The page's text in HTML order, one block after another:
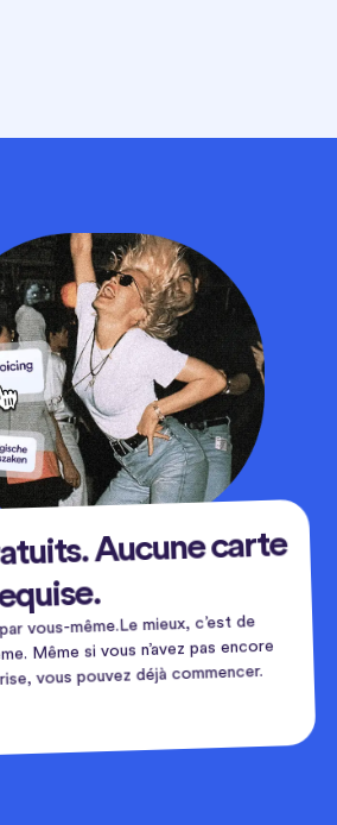
Aucune carte
vous-même.Le mieux, c’est de
Même si vous n’avez pas encore
vous pouvez déjà commencer.